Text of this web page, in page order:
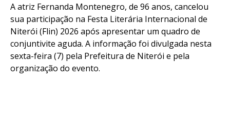
A atriz Fernanda Montenegro, de 96 anos, cancelou
sua participação na Festa Literária Internacional de
Niterói (Flin) 2026 após apresentar um quadro de
conjuntivite aguda. A informação foi divulgada nesta
sexta-feira (7) pela Prefeitura de Niterói e pela
organização do evento.